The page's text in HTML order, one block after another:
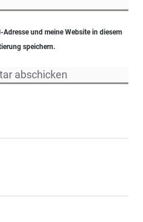
Adresse und meine Website in diesem
speichern.